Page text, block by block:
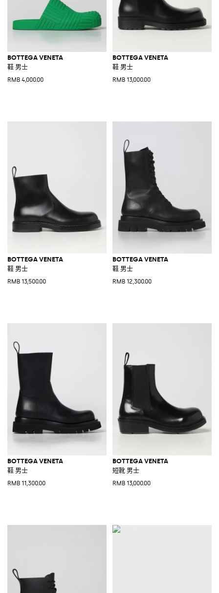
BOTTEGA VENETA
鞋 男士
RMB 4,000.00
BOTTEGA VENETA
鞋 男士
RMB 13,000.00
BOTTEGA VENETA
鞋 男士
RMB 13,500.00
BOTTEGA VENETA
鞋 男士
RMB 12,300.00
BOTTEGA VENETA
鞋 男士
RMB 11,300.00
BOTTEGA VENETA
短靴 男士
RMB 13,000.00